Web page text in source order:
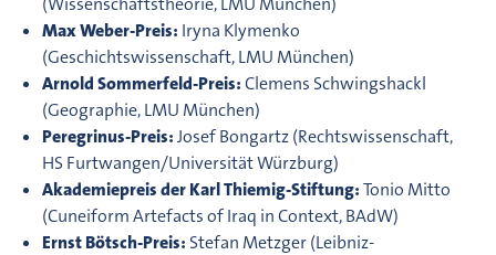
Max Weber-Preis: Iryna Klymenko
(Geschichtswissenschaft, LMU München)
Arnold Sommerfeld-Preis:Clemens Schwingshackl
(Geographie, LMU München)
Peregrinus-Preis:Josef Bongartz (Rechtswissenschaft,
HS Furtwangen/Universität Würzburg)
Akademiepreis der Karl Thiemig-Stiftung:Tonio Mitto
(Cuneiform Artefacts of Iraq in Context, BAdW)
Ernst Bötsch-Preis: Stefan Metzger (Leibniz-